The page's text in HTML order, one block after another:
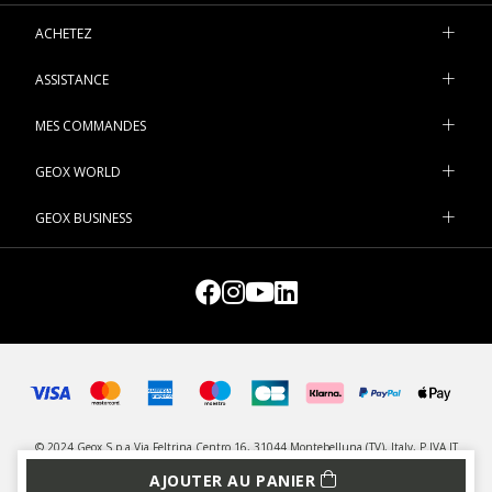
AJOUTER AU PANIER
ACHETEZ
ASSISTANCE
MES COMMANDES
GEOX WORLD
GEOX BUSINESS
© 2024 Geox S.p.a Via Feltrina Centro 16, 31044 Montebelluna (TV), Italy, P.IVA IT
03348440268 - IDU Chaussures et textiles: FR005306_11KKJZ - Tous droits réservés